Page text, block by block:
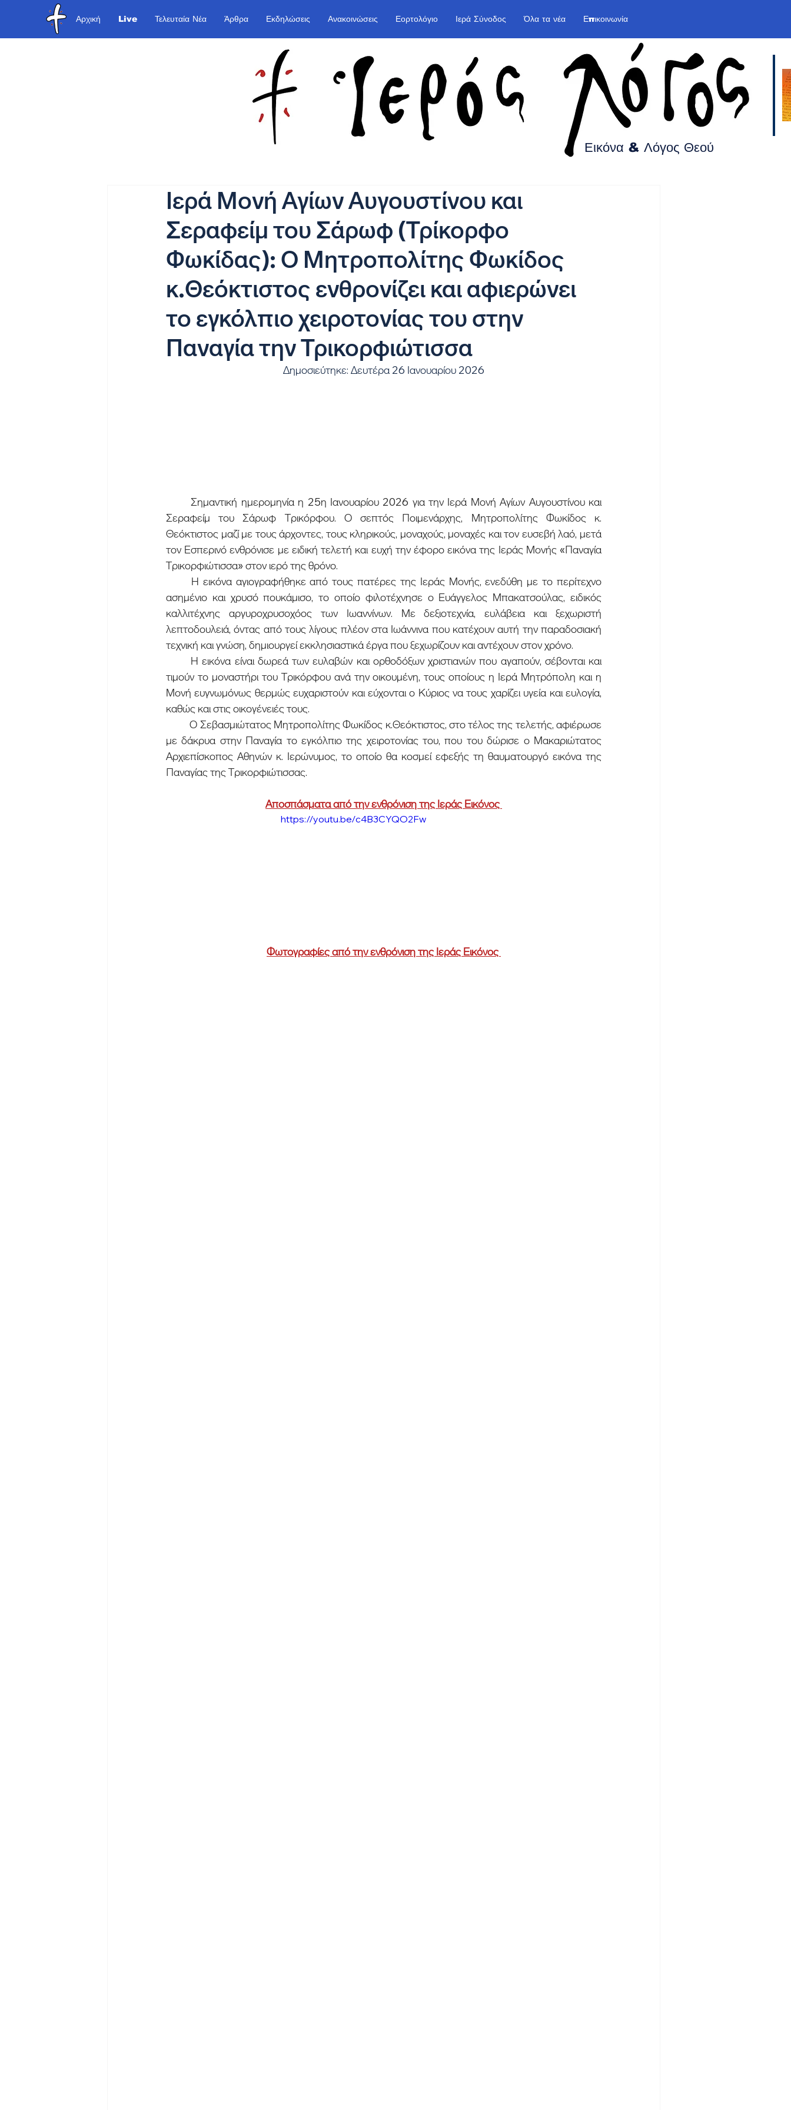
Αρχική Live Τελευταία Νέα Άρθρα Εκδηλώσεις Ανακοινώσεις Εορτολόγιο Ιερά Σύνοδος Όλα τα νέα Επικοινωνία
Εικόνα & Λόγος Θεού
Ιερά Μονή Αγίων Αυγουστίνου και
Σεραφείμ του Σάρωφ (Τρίκορφο
Φωκίδας): Ο Μητροπολίτης Φωκίδος
κ.Θεόκτιστος ενθρονίζει και αφιερώνει
το εγκόλπιο χειροτονίας του στην
Παναγία την Τρικορφιώτισσα
Δημοσιεύτηκε: Δευτέρα 26 Ιανουαρίου 2026
	Σημαντική ημερομηνία η 25η Ιανουαρίου 2026 για την Ιερά Μονή Αγίων Αυγουστίνου και
Σεραφείμ του Σάρωφ Τρικόρφου. Ο σεπτός Ποιμενάρχης, Μητροπολίτης Φωκίδος κ.
Θεόκτιστος μαζί με τους άρχοντες, τους κληρικούς, μοναχούς, μοναχές και τον ευσεβή λαό, μετά
τον Εσπερινό ενθρόνισε με ειδική τελετή και ευχή την έφορο εικόνα της Ιεράς Μονής «Παναγία
Τρικορφιώτισσα» στον ιερό της θρόνο.
ασημένιο και χρυσό πουκάμισο, το οποίο φιλοτέχνησε ο Ευάγγελος Μπακατσούλας, ειδικός
καλλιτέχνης αργυροχρυσοχόος των Ιωαννίνων. Με δεξιοτεχνία, ευλάβεια και ξεχωριστή
λεπτοδουλειά, όντας από τους λίγους πλέον στα Ιωάννινα που κατέχουν αυτή την παραδοσιακή
τεχνική και γνώση, δημιουργεί εκκλησιαστικά έργα που ξεχωρίζουν και αντέχουν στον χρόνο.
τιμούν το μοναστήρι του Τρικόρφου ανά την οικουμένη, τους οποίους η Ιερά Μητρόπολη και η
Μονή ευγνωμόνως θερμώς ευχαριστούν και εύχονται ο Κύριος να τους χαρίζει υγεία και ευλογία,
καθώς και στις οικογένειές τους.
	Ο Σεβασμιώτατος Μητροπολίτης Φωκίδος κ.Θεόκτιστος, στο τέλος της τελετής, αφιέρωσε
με δάκρυα στην Παναγία το εγκόλπιο της χειροτονίας του, που του δώρισε ο Μακαριώτατος
Αρχιεπίσκοπος Αθηνών κ. Ιερώνυμος, το οποίο θα κοσμεί εφεξής τη θαυματουργό εικόνα της
Παναγίας της Τρικορφιώτισσας.
Αποσπάσματα από την ενθρόνιση της Ιεράς Εικόνος
https://youtu.be/c4B3CYQO2Fw
Φωτογραφίες από την ενθρόνιση της Ιεράς Εικόνος